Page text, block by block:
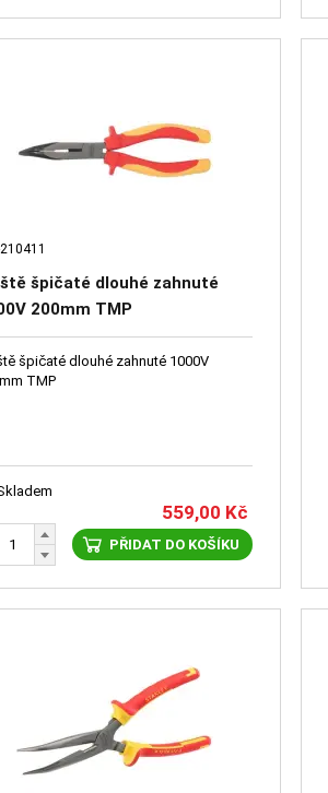
špičaté dlouhé zahnuté
200mm TMP
špičaté dlouhé zahnuté 1000V
TMP
559,00 Kč
PŘIDAT DO KOŠÍKU